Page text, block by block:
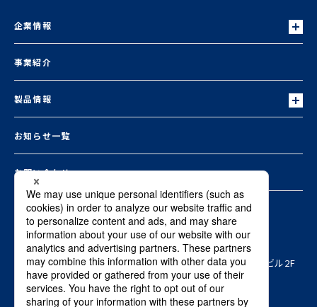
本社
〒103-0015 東京都中央区日本橋箱崎町8-1ヤマタネ箱崎ビル2F
Copyright © SHO-BOND MATERIAL Co., Ltd. ALL RIGHTS RESERVED.
企業情報
事業紹介
製品情報
お知らせ一覧
お問い合わせ